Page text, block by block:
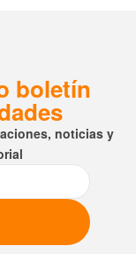
boletín
noticias y